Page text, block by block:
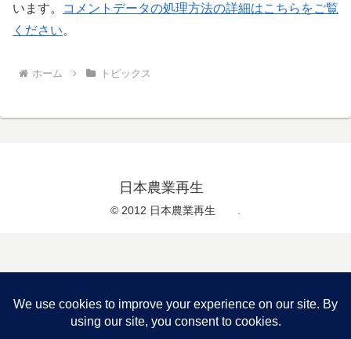
います。
コメントデータの処理方法の詳細はこちらをご覧
ください。
ホーム トピックス
日本農業再生
© 2012 日本農業再生 .